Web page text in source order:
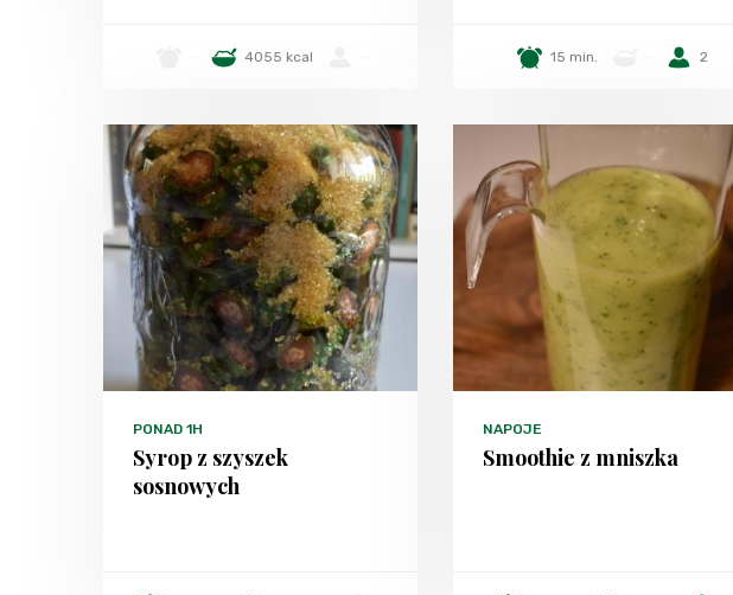
4055 kcal 15 min. 2
PONAD 1H
Syrop z szyszek
sosnowych
NAPOJE
Smoothie z mniszka